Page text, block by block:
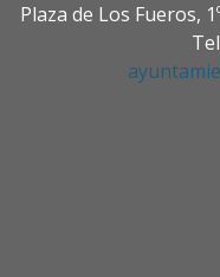
Plaza de Los Fueros,